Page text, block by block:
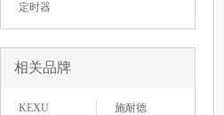
定时器
相关品牌
KEXU
施耐德